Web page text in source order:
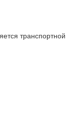
транспортной